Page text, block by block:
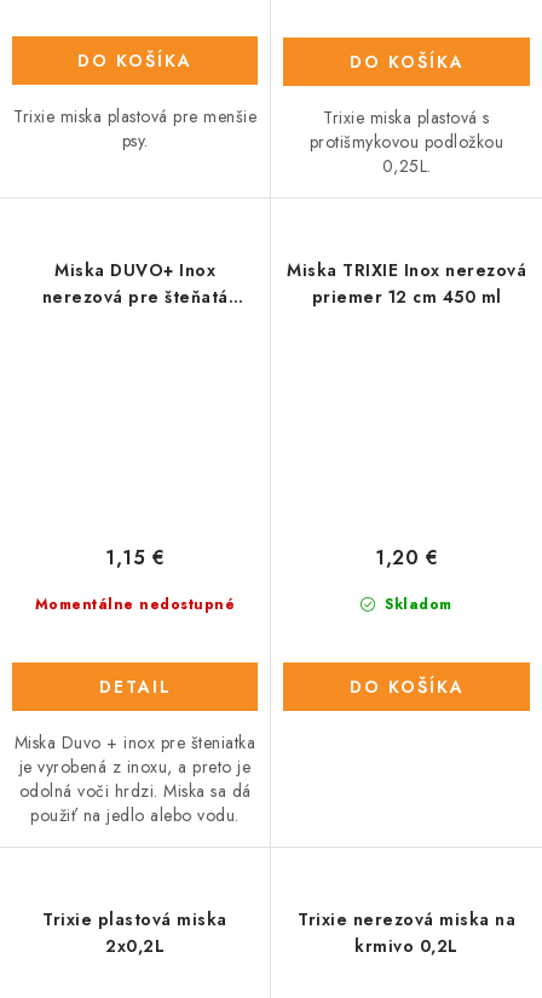
DO KOŠÍKA
Trixie miska plastová pre menšie
psy.
DO KOŠÍKA
Trixie miska plastová s
protišmykovou podložkou
0,25L.
Miska DUVO+ Inox
nerezová pre šteňatá
Momentálne nedostupné
1,15 €
DETAIL
Miska Duvo + inox pre šteniatka
je vyrobená z inoxu, a preto je
odolná voči hrdzi. Miska sa dá
použiť na jedlo alebo vodu.
Miska TRIXIE Inox nerezová
priemer 12 cm 450 ml
Skladom
1,20 €
DO KOŠÍKA
Trixie plastová miska
2x0,2L
Trixie nerezová miska na
krmivo 0,2L